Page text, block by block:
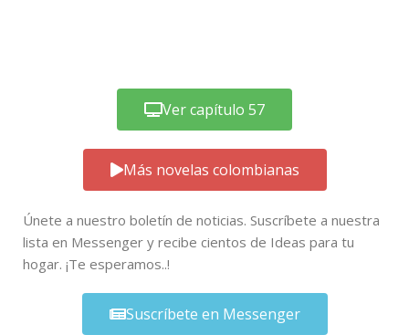
Ver capítulo 57
Más novelas colombianas
Únete a nuestro boletín de noticias. Suscríbete a nuestra
lista en Messenger y recibe cientos de Ideas para tu
hogar. ¡Te esperamos..!
Suscríbete en Messenger